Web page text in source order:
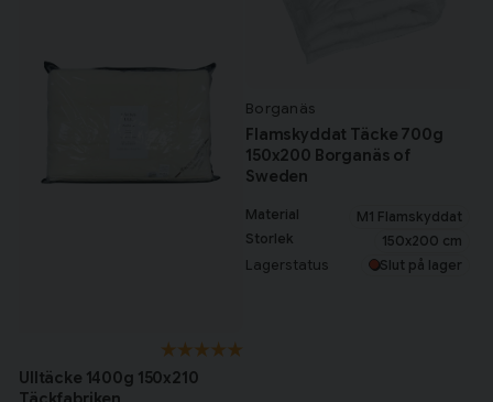
Ulltäcke 1400g 150x210
Borganäs
Flamskyddat Täcke 700g
150x200 Borganäs of
Sweden
Material
M1 Flamskyddat
Storlek
150x200 cm
Lagerstatus Slut på lager